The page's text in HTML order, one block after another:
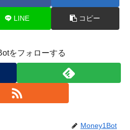
LINE コピー
をフォローする
Money1Bot